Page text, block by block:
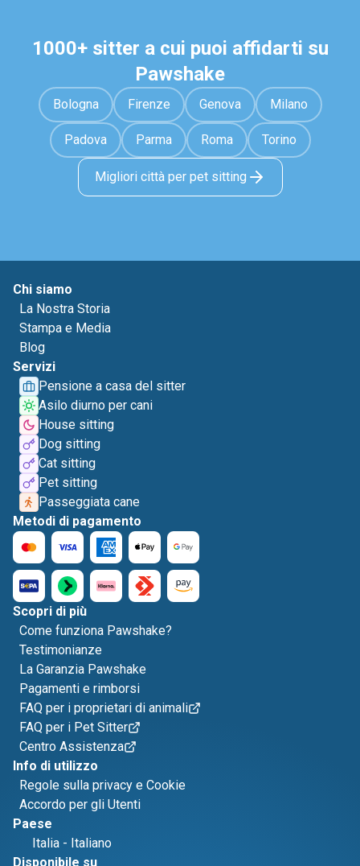
1000+ sitter a cui puoi affidarti su
Pawshake
Bologna Firenze Genova Milano
Padova Parma Roma Torino
Migliori città per pet sitting
Chi siamo
La Nostra Storia
Stampa e Media
Blog
Servizi
Pensione a casa del sitter
Asilo diurno per cani
House sitting
Dog sitting
Cat sitting
Pet sitting
Passeggiata cane
Metodi di pagamento
Scopri di più
Come funziona Pawshake?
Testimonianze
La Garanzia Pawshake
Pagamenti e rimborsi
FAQ per i proprietari di animali
FAQ per i Pet Sitter
Centro Assistenza
Info di utilizzo
Regole sulla privacy e Cookie
Accordo per gli Utenti
Paese
Italia - Italiano
Disponibile su